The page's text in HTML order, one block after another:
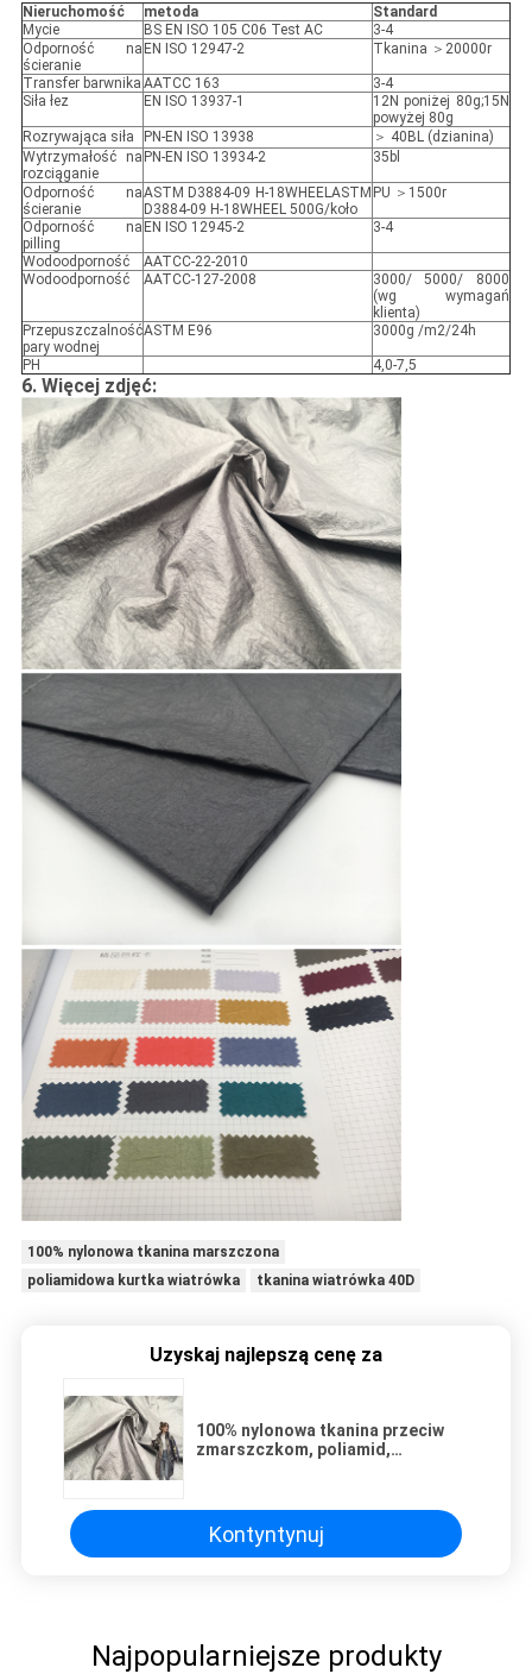
Nieruchomość metoda
Standard
Mycie
BS EN ISO 105 C06 Test AC
3-4
Odporność na
ścieranie
EN ISO 12947-2 Tkanina ＞20000r
Transfer barwnika AATCC 163
3-4
Siła łez
EN ISO 13937-1
12N poniżej 80g;15N
powyżej 80g
Rozrywająca siła
PN-EN ISO 13938
＞ 40BL (dzianina)
Wytrzymałość na
rozciąganie
PN-EN ISO 13934-2 35bl
Odporność na
ścieranie
ASTM D3884-09 H-18WHEELASTM
D3884-09 H-18WHEEL 500G/koło
PU ＞1500r
Odporność na
pilling
EN ISO 12945-2 3-4
Wodoodporność
AATCC-22-2010
Wodoodporność
AATCC-127-2008
3000/ 5000/ 8000
(wg wymagań
klienta)
Przepuszczalność
pary wodnej
ASTM E96 3000g /m2/24h
PH 4,0-7,5
6. Więcej zdjęć:
100% nylonowa tkanina marszczona
poliamidowa kurtka wiatrówka
tkanina wiatrówka 40D
Uzyskaj najlepszą cenę za
100% nylonowa tkanina przeciw
zmarszczkom, poliamid,
Kontyntynuj
Najpopularniejsze produkty